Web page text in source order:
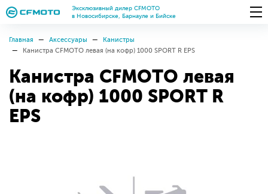
Эксклюзивный дилер CFMOTO
в Новосибирске, Барнауле и Бийске
Главная Аксессуары
Канистры
Канистра CFMOTO левая (на кофр) 1000 SPORT R EPS
Канистра CFMOTO левая
(на кофр) 1000 SPORT R
EPS